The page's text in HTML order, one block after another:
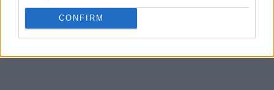
CONFIRM